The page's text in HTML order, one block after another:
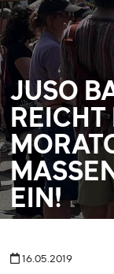
JUSO
EIN!
16.05.2019